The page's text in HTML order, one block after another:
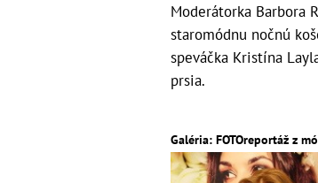
Moderátorka Barbora
staromódnu nočnú
speváčka Kristína
prsia.
Galéria: FOTOreportáž z